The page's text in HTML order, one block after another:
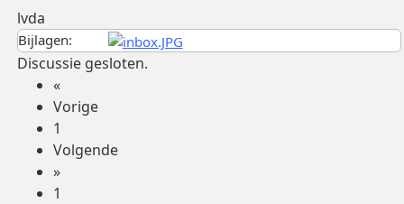
lvda
Bijlagen:
Discussie gesloten.
«
Vorige
1
Volgende
»
1